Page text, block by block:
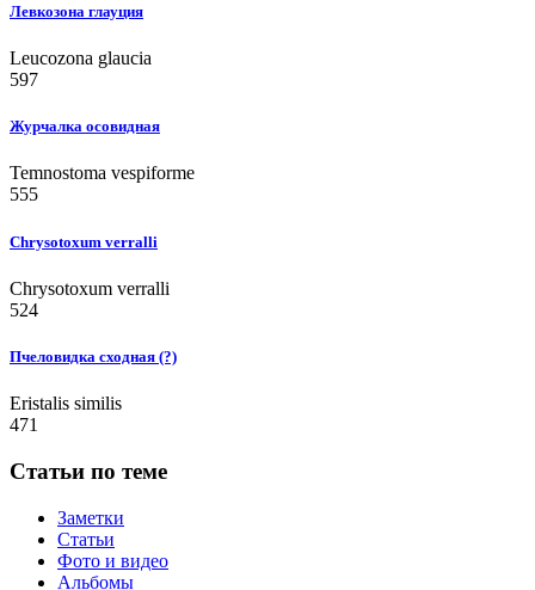
Левкозона глауция
Leucozona glaucia
597
Журчалка осовидная
Temnostoma vespiforme
555
Chrysotoxum verralli
Chrysotoxum verralli
524
Пчеловидка сходная (?)
Eristalis similis
471
Статьи по теме
Заметки
Статьи
Фото и видео
Альбомы